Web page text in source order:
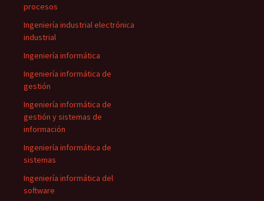
procesos
Ingeniería industrial electrónica
industrial
Ingeniería informática
Ingeniería informática de
gestión
Ingeniería informática de
gestión y sistemas de
información
Ingeniería informática de
sistemas
Ingeniería informática del
software